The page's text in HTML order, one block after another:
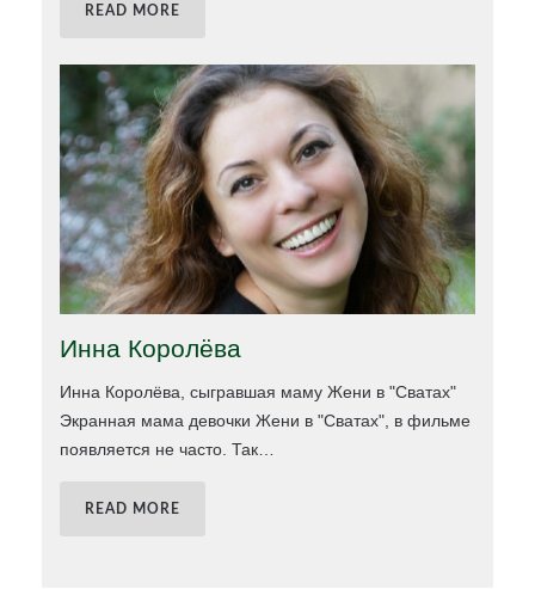
READ MORE
Инна Королёва
Инна Королёва, сыгравшая маму Жени в "Сватах"
Экранная мама девочки Жени в "Сватах", в фильме
появляется не часто. Так
READ MORE